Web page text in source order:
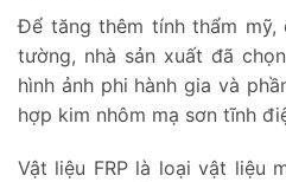
Để tăng thêm tính thẩm mỹ,
tường, nhà sản xuất đã
hình ảnh phi hành gia và
hợp kim nhôm mạ sơn tĩnh
Vật liệu FRP là loại vật liệu